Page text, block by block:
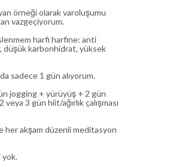
örneği olarak varoluşumu
vazgeçiyorum.
harfi harfine: anti
düşük karbonhidrat, yüksek
sadece 1 gün alıyorum.
jogging + yürüyüş + 2 gün
3 gün hiit/ağırlık çalışması
her akşam düzenli meditasyon
yok.